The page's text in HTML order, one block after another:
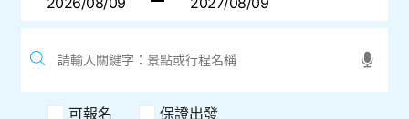
可報名 保證出發